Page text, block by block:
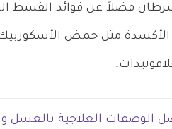
فضلاً عن فوائد القسط
الأكسدة مثل حمض
.
الوصفات العلاجية بالعسل